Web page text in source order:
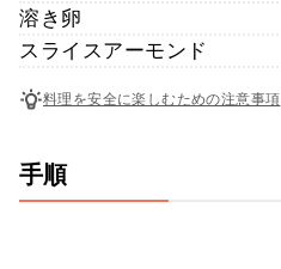
溶き卵
スライスアーモンド
料理を安全に楽しむための注意事項
手順